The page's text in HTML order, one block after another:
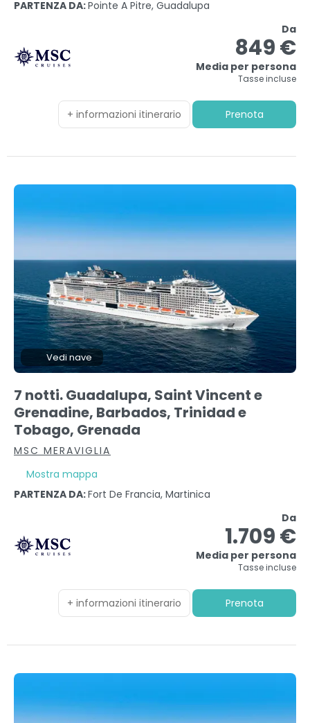
PARTENZA DA:Pointe A Pitre, Guadalupa
Da
849 €
Media per persona
Tasse incluse
+ informazioni itinerario Prenota
Vedi nave
7 notti. Guadalupa, Saint Vincent e
Grenadine, Barbados, Trinidad e
Tobago, Grenada
MSC MERAVIGLIA
Mostra mappa
PARTENZA DA:Fort De Francia, Martinica
Da
1.709 €
Media per persona
Tasse incluse
+ informazioni itinerario Prenota